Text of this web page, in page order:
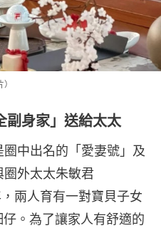
身家」送給太太
中出名的「愛妻號」及
圈外太太朱敏君
兩人育有一對寶貝子女
。為了讓家人有舒適的